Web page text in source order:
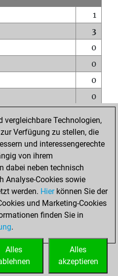
1
3
0
0
0
0
0
0
0
vergleichbare Technologien,
Verfügung zu stellen, die
und interessengerechte
von ihrem
dabei neben technisch
Analyse-Cookies sowie
werden. Hierkönnen Sie der
und Marketing-Cookies
finden Sie in
.
Alles
akzeptieren
Alles